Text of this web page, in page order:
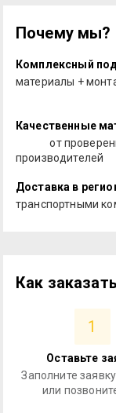
Почему мы?
Комплексный
материалы +
Качественные
от
производителей
Доставка в
транспортными
Как заказать
1
Оставьте
Заполните
или